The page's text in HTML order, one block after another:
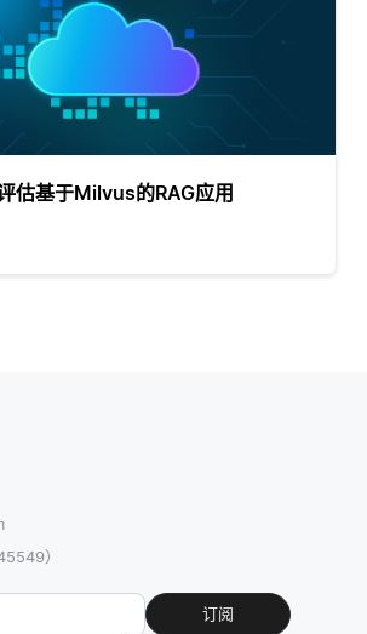
估基于Milvus的RAG应用
）
订阅